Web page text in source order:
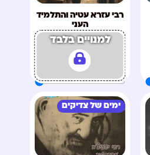
רבי עזרא עטיה והתלמיד
העני
למנויים בלבד
ימים של צדיקים